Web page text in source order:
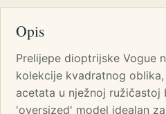
Opis
Prelijepe dioptrijske Vogue
kolekcije kvadratnog
acetata u nježnoj ružičastoj
'oversized' model idealan